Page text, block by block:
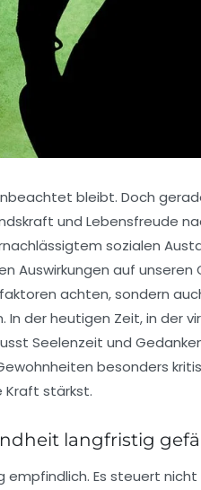
bleibt. Doch
und Lebensfreude
sozialen
Auswirkungen auf unseren
achten, sondern
In der heutigen Zeit, in der
Seelenzeit und
besonders
Kraft stärkst.
langfristig
empfindlich. Es steuert